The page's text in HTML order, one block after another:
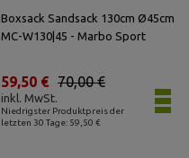
Boxsack Sandsack 130cm Ø45cm
MC-W130|45 - Marbo Sport
Niedrigster Produktpreis der
letzten 30 Tage: 59,50 €
70,00 €
59,50 €
inkl. MwSt.